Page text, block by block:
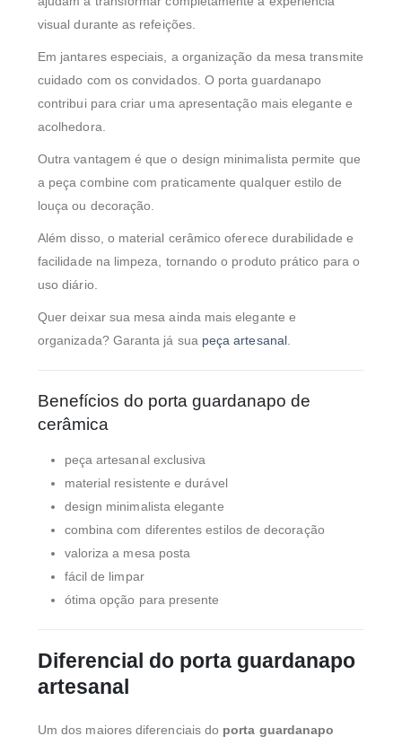
visual durante as refeições.
Em jantares especiais, a organização da mesa transmite
cuidado com os convidados. O porta guardanapo
contribui para criar uma apresentação mais elegante e
acolhedora.
Outra vantagem é que o design minimalista permite que
a peça combine com praticamente qualquer estilo de
louça ou decoração.
Além disso, o material cerâmico oferece durabilidade e
facilidade na limpeza, tornando o produto prático para o
uso diário.
Quer deixar sua mesa ainda mais elegante e
organizada? Garanta já sua peça artesanal.
Benefícios do porta guardanapo de
cerâmica
peça artesanal exclusiva
material resistente e durável
design minimalista elegante
combina com diferentes estilos de decoração
valoriza a mesa posta
fácil de limpar
ótima opção para presente
Diferencial do porta guardanapo
artesanal
Um dos maiores diferenciais do porta guardanapo